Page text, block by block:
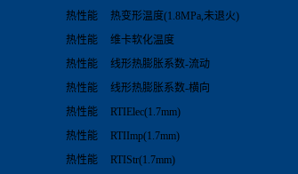
热性能
热变形温度(1.8MPa,未退火)
热性能
维卡软化温度
热性能
线形热膨胀系数-流动
热性能
线形热膨胀系数-横向
热性能
RTIElec(1.7mm)
热性能
RTIImp(1.7mm)
热性能
RTIStr(1.7mm)